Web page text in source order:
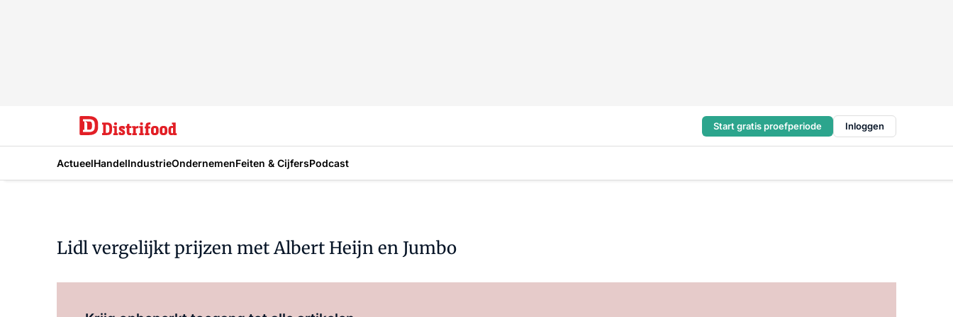
Start gratis proefperiode Inloggen
ActueelHandelIndustrieOndernemenFeiten & CijfersPodcast
Lidl vergelijkt prijzen met Albert Heijn en Jumbo